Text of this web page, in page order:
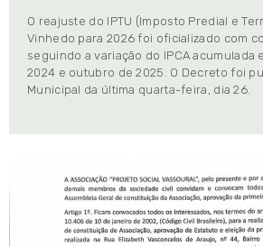
O reajuste do IPTU (Imposto Predial e
Vinhedo para 2026 foi oficializado com
seguindo a variação do IPCA acumulada
2024 e outubro de 2025. O Decreto foi
Municipal da última quarta-feira, dia 26.